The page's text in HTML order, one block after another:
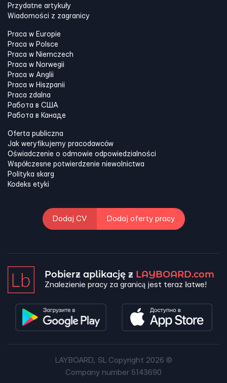
Przydatne artykuły
Wiadomości z zagranicy
Praca w Europie
Praca w Polsce
Praca w Niemczech
Praca w Norwegii
Praca w Anglii
Praca w Hiszpanii
Praca zdalna
Работа в США
Работа в Канадe
Oferta publiczna
Jak weryfikujemy pracodawców
Oświadczenie o odmowie odpowiedzialności
Współczesne potwierdzenie niewolnictwa
Polityka skarg
Kodeks etyki
Dodaj CV Dodaj oferty pracy
Pobierz aplikację z LAYBOARD.com
Znalezienie pracy za granicą jest teraz łatwe!
LAYBOARD, SL Copyright 2026 ©
Company number 5143690